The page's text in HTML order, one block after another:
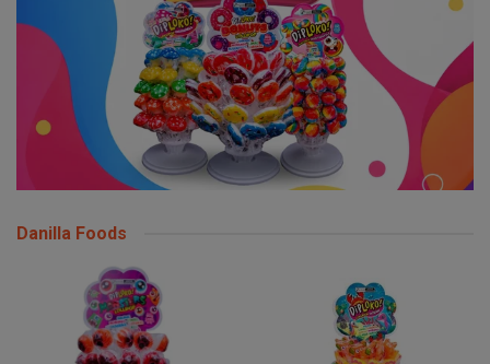
Danilla Foods